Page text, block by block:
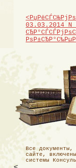
03.03.2014
Все документы,
сайте,
системы